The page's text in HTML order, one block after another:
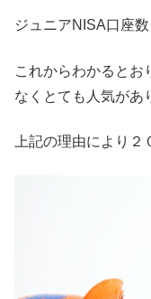
ジュニアNISA口座
これからわかるとお
なくとても人気があ
上記の理由により２